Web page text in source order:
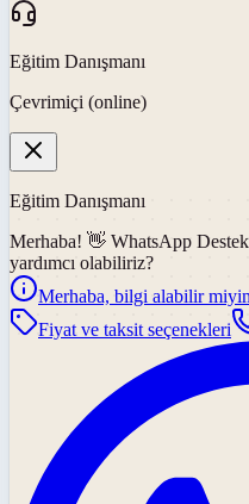
Eğitim Danışmanı
Çevrimiçi (online)
Eğitim Danışmanı
Merhaba! 👋 WhatsApp Destek
yardımcı olabiliriz?
Merhaba, bilgi alabilir
Fiyat ve taksit seçenekleri